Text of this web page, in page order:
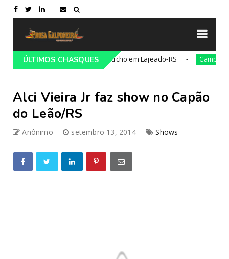
ÚLTIMOS CHASQUES
Tradicionalista Gaúcho em Lajeado-RS Campeiro
Alci Vieira Jr faz show no Capão
do Leão/RS
Anônimo setembro 13, 2014 Shows